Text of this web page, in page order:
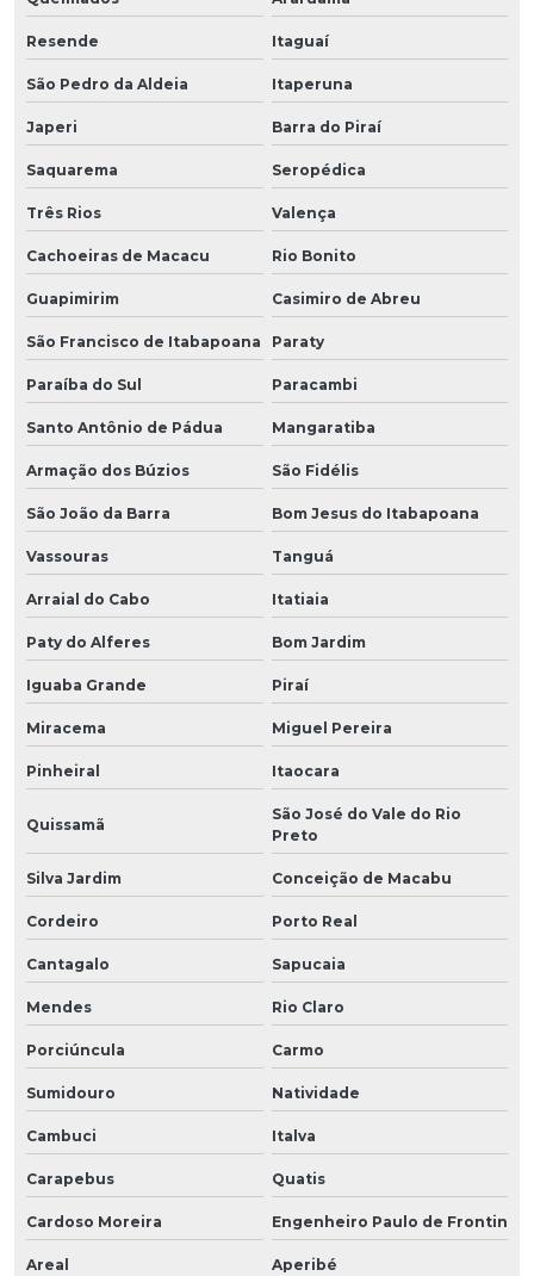
Resende Itaguaí
São Pedro da Aldeia Itaperuna
Japeri Barra do Piraí
Saquarema Seropédica
Três Rios Valença
Cachoeiras de Macacu Rio Bonito
Guapimirim Casimiro de Abreu
São Francisco de Itabapoana Paraty
Paraíba do Sul Paracambi
Santo Antônio de Pádua Mangaratiba
Armação dos Búzios São Fidélis
São João da Barra Bom Jesus do Itabapoana
Vassouras Tanguá
Arraial do Cabo Itatiaia
Paty do Alferes Bom Jardim
Iguaba Grande Piraí
Miracema Miguel Pereira
Pinheiral Itaocara
Quissamã
São José do Vale do Rio
Preto
Silva Jardim Conceição de Macabu
Cordeiro Porto Real
Cantagalo Sapucaia
Mendes Rio Claro
Porciúncula Carmo
Sumidouro Natividade
Cambuci Italva
Carapebus Quatis
Cardoso Moreira Engenheiro Paulo de Frontin
Areal Aperibé